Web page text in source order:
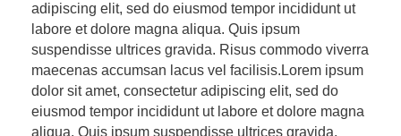
adipiscing elit, sed do eiusmod tempor incididunt ut
labore et dolore magna aliqua. Quis ipsum
suspendisse ultrices gravida. Risus commodo viverra
maecenas accumsan lacus vel facilisis.Lorem ipsum
dolor sit amet, consectetur adipiscing elit, sed do
eiusmod tempor incididunt ut labore et dolore magna
aliqua. Quis ipsum suspendisse ultrices gravida.